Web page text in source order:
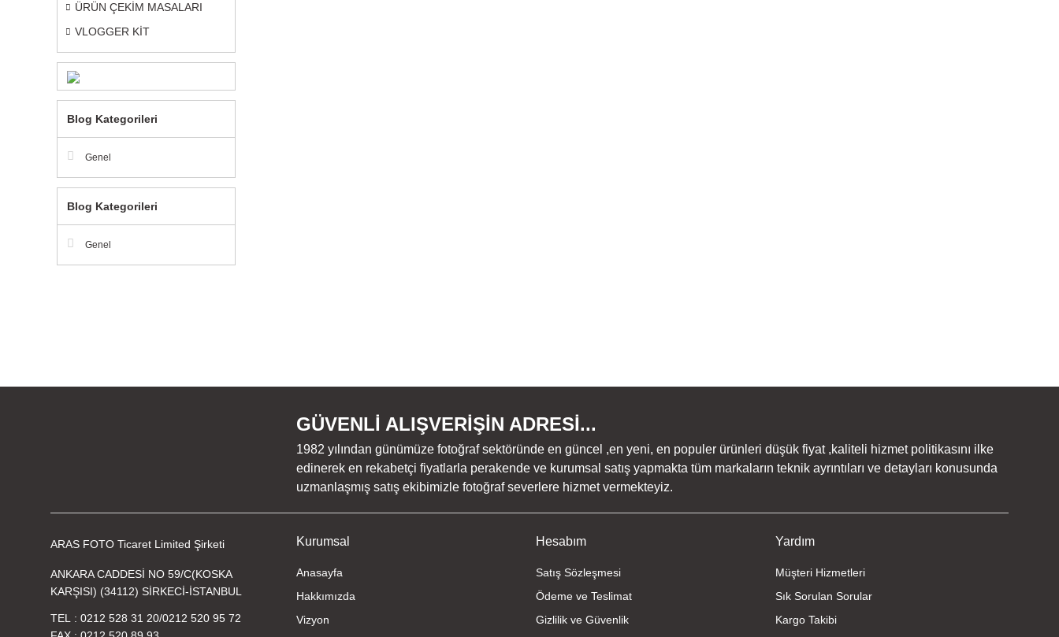
ÜRÜN ÇEKİM MASALARI
VLOGGER KİT
Blog Kategorileri
Genel
Blog Kategorileri
Genel
GÜVENLİ ALIŞVERİŞİN ADRESİ...
1982 yılından günümüze fotoğraf sektöründe en güncel ,en yeni, en populer ürünleri düşük fiyat ,kaliteli hizmet politikasını ilke
edinerek en rekabetçi fiyatlarla perakende ve kurumsal satış yapmakta tüm markaların teknik ayrıntıları ve detayları konusunda
uzmanlaşmış satış ekibimizle fotoğraf severlere hizmet vermekteyiz.
ARAS FOTO Ticaret Limited Şirketi
ANKARA CADDESİ NO 59/C(KOSKA
KARŞISI) (34112) SİRKECİ-İSTANBUL
TEL 0212 528 31 20/0212 520 95 72
Kurumsal
Anasayfa
Hakkımızda
Vizyon
Hesabım
Satış Sözleşmesi
Ödeme ve Teslimat
Gizlilik ve Güvenlik
Yardım
Müşteri Hizmetleri
Sık Sorulan Sorular
Kargo Takibi